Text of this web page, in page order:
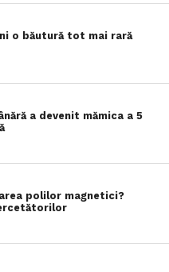
o băutură tot mai rară
a devenit mămica a 5
polilor magnetici?